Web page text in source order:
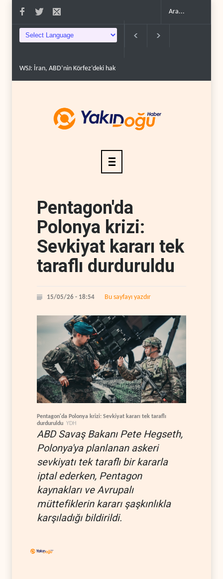
WSJ: İran, ABD’nin Körfez’deki hakimiyetini sona erdir..
Pentagon'da
Polonya krizi:
Sevkiyat kararı tek
taraflı durduruldu
15/05/26 - 18:54 Bu sayfayı yazdır
Pentagon'da Polonya krizi: Sevkiyat kararı tek taraflı
durduruldu YDH
ABD Savaş Bakanı Pete Hegseth,
Polonya'ya planlanan askeri
sevkiyatı tek taraflı bir kararla
iptal ederken, Pentagon
kaynakları ve Avrupalı
müttefiklerin kararı şaşkınlıkla
karşıladığı bildirildi.